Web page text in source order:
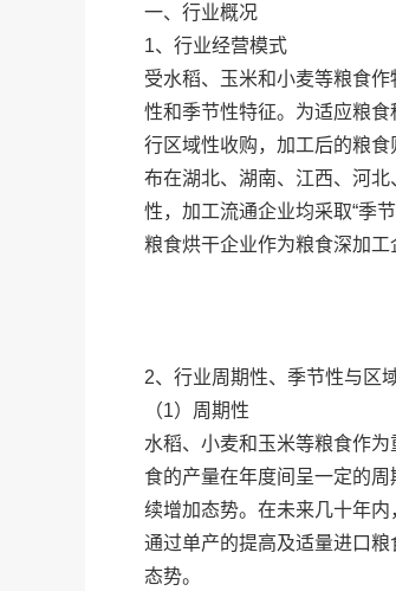
一、行业概况
1、行业经营模式
受水稻、玉米和小麦等粮食
性和季节性特征。为适应粮
行区域性收购，加工后的粮
布在湖北、湖南、江西、河
性，加工流通企业均采取“季
粮食烘干企业作为粮食深加工
2、行业周期性、季节性与区
（1）周期性
水稻、小麦和玉米等粮食作
食的产量在年度间呈一定的
续增加态势。在未来几十年
通过单产的提高及适量进口
态势。